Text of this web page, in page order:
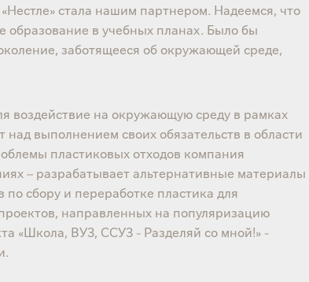
стала нашим партнером. Надеемся, что
образование в учебных планах. Было бы
заботящееся об окружающей среде,
воздействие на окружающую среду в рамках
выполнением своих обязательств в области
пластиковых отходов компания
– разрабатывает альтернативные материалы
сбору и переработке пластика для
направленных на популяризацию
«Школа, ВУЗ, ССУЗ - Разделяй со мной!» -